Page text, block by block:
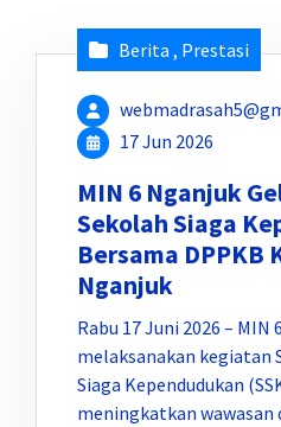
Berita , Prestasi
17 Jun 2026
MIN 6 Nganjuk
Sekolah Siaga
Bersama DPPKB
Nganjuk
Rabu 17 Juni 2026 – MIN
melaksanakan kegiatan
Siaga Kependudukan
meningkatkan wawasan